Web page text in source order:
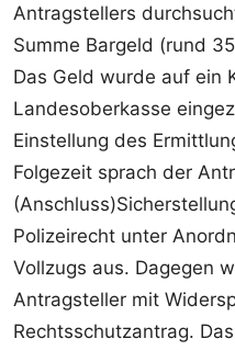
Antragstellers
Summe Bargeld (rund
Das Geld wurde auf ein
Landesoberkasse
Einstellung des
Folgezeit sprach der
Polizeirecht unter
Vollzugs aus. Dagegen
Antragsteller mit
Rechtsschutzantrag.